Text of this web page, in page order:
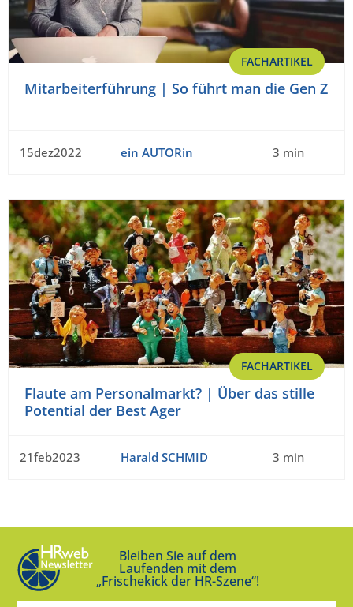
FACHARTIKEL
Mitarbeiterführung | So führt man die Gen Z
15dez2022 ein AUTORin 3 min
FACHARTIKEL
Flaute am Personalmarkt? | Über das stille
Potential der Best Ager
21feb2023 Harald SCHMID 3 min
Bleiben Sie auf dem
Laufenden mit dem
„Frischekick der HR-Szene“!